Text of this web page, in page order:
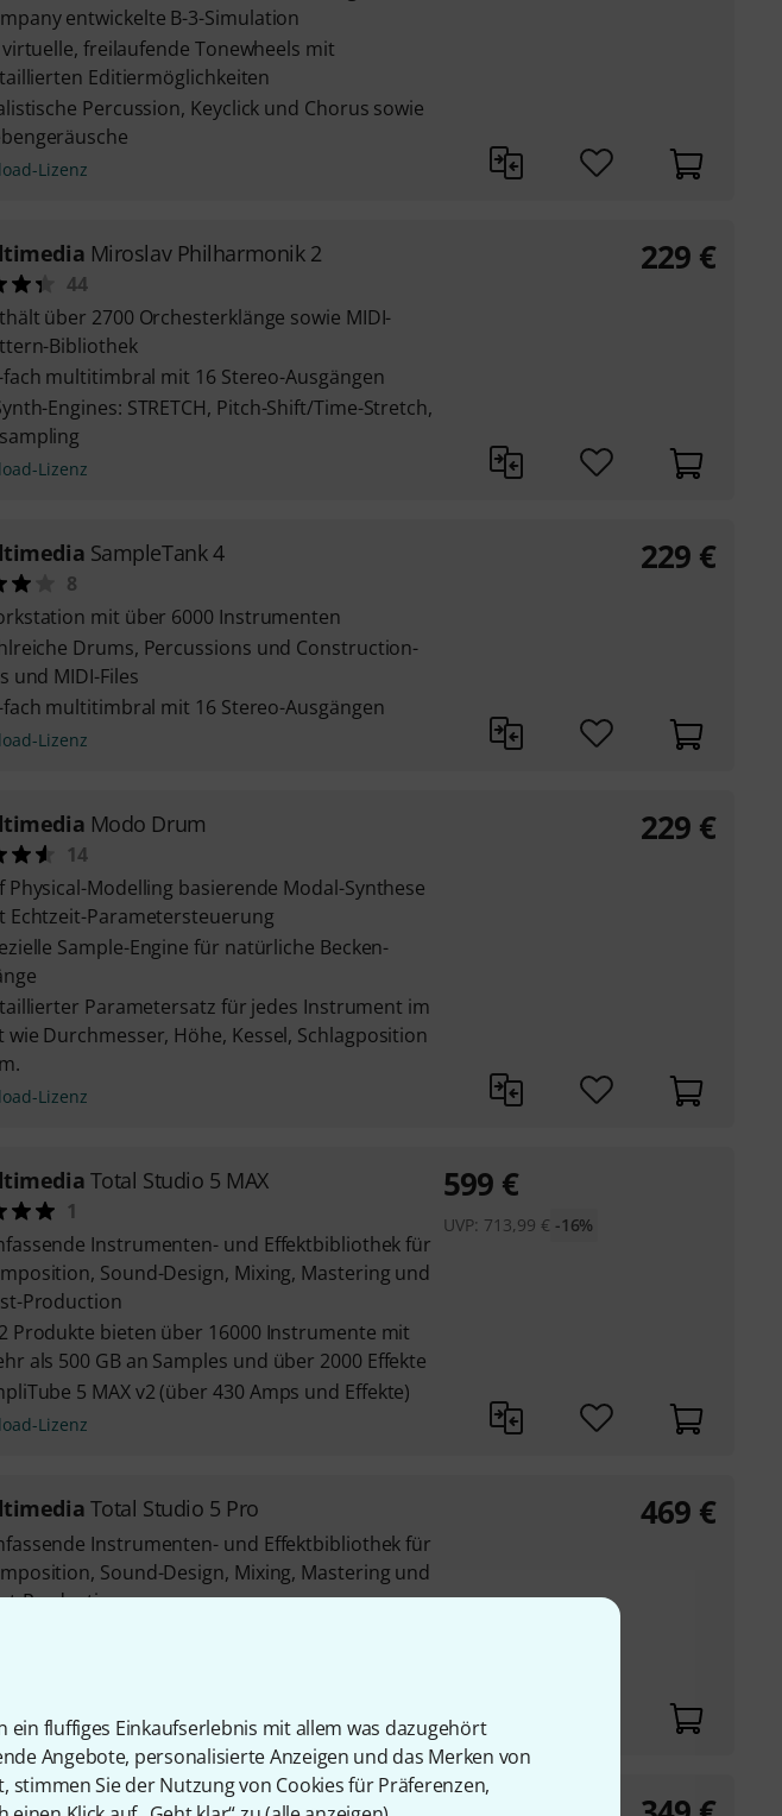
ein fluffiges Einkaufserlebnis mit allem was dazugehört
Angebote, personalisierte Anzeigen und das Merken von
stimmen Sie der Nutzung von Cookies für Präferenzen,
entwickelte B-3-Simulation
virtuelle, freilaufende Tonewheels mit
Editiermöglichkeiten
Percussion, Keyclick und Chorus sowie
Lizenz
Miroslav Philharmonik 2
44
über 2700 Orchesterklänge sowie MIDI-
Bibliothek
fach multitimbral mit 16 Stereo-Ausgängen
Engines: STRETCH, Pitch-Shift/Time-Stretch,
Lizenz
229 €
SampleTank 4
8
mit über 6000 Instrumenten
Drums, Percussions und Construction-
und MIDI-Files
fach multitimbral mit 16 Stereo-Ausgängen
Lizenz
229 €
Modo Drum
14
Physical-Modelling basierende Modal-Synthese
Echtzeit-Parametersteuerung
Sample-Engine für natürliche Becken-
Parametersatz für jedes Instrument im
wie Durchmesser, Höhe, Kessel, Schlagposition
Lizenz
229 €
Total Studio 5 MAX
1
Instrumenten- und Effektbibliothek für
Sound-Design, Mixing, Mastering und
Production
Produkte bieten über 16000 Instrumente mit
als 500 GB an Samples und über 2000 Effekte
5 MAX v2 (über 430 Amps und Effekte)
Lizenz
599 €
UVP: 713,99 € -16%
Total Studio 5 Pro
Instrumenten- und Effektbibliothek für
Sound-Design, Mixing, Mastering und
Production
Lizenz
469 €
Modo MAX